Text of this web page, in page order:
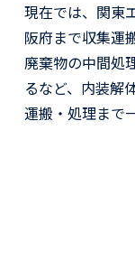
現在では、関東
阪府まで収集運
廃棄物の中間処
るなど、内装解
運搬・処理まで